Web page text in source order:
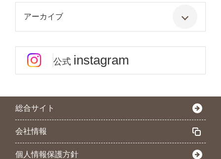
アーカイブ
公式 instagram
総合サイト
会社情報
個人情報保護方針